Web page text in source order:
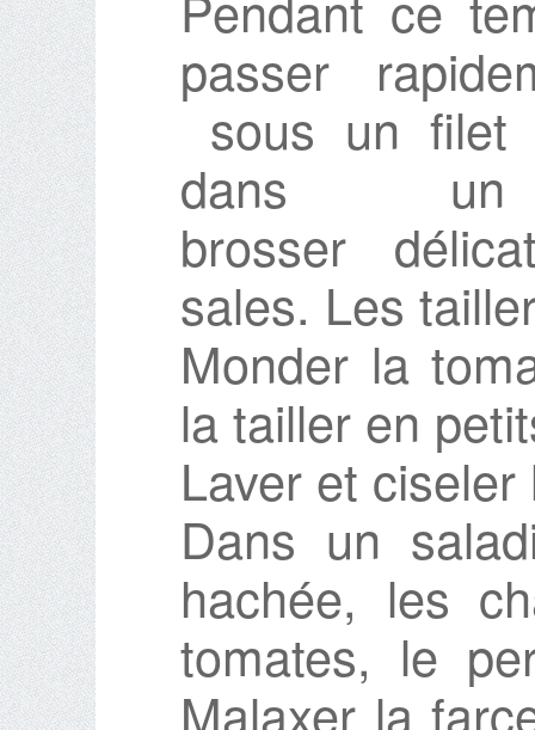
passer
sous un filet
dans
brosser
sales. Les
Monder la
la tailler en
Laver et
Dans un
hachée, les
tomates, le
Malaxer la